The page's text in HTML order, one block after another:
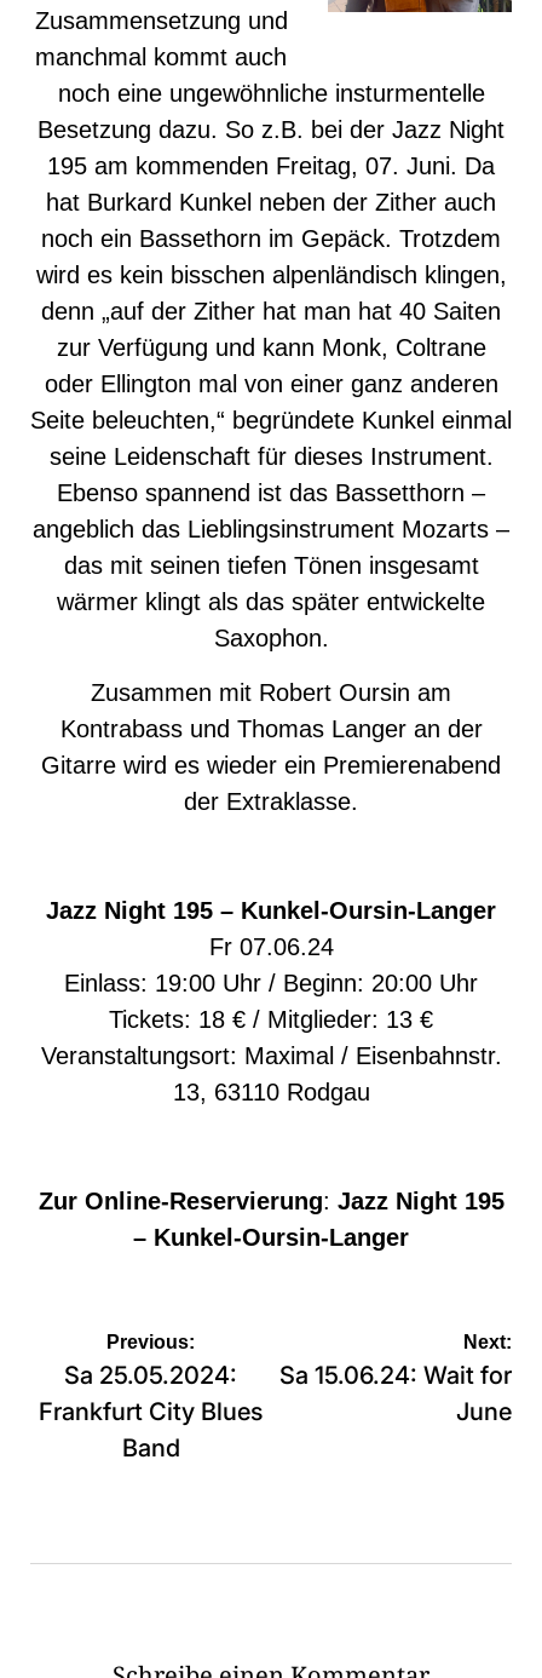
Zusammensetzung und
manchmal kommt auch
noch eine ungewöhnliche insturmentelle
Besetzung dazu. So z.B. bei der Jazz Night
195 am kommenden Freitag, 07. Juni. Da
hat Burkard Kunkel neben der Zither auch
noch ein Bassethorn im Gepäck. Trotzdem
wird es kein bisschen alpenländisch klingen,
denn „auf der Zither hat man hat 40 Saiten
zur Verfügung und kann Monk, Coltrane
oder Ellington mal von einer ganz anderen
Seite beleuchten,“ begründete Kunkel einmal
seine Leidenschaft für dieses Instrument.
Ebenso spannend ist das Bassetthorn –
angeblich das Lieblingsinstrument Mozarts –
das mit seinen tiefen Tönen insgesamt
wärmer klingt als das später entwickelte
Saxophon.
Zusammen mit Robert Oursin am
Kontrabass und Thomas Langer an der
Gitarre wird es wieder ein Premierenabend
der Extraklasse.
Jazz Night 195 – Kunkel-Oursin-Langer
Fr 07.06.24
Einlass: 19:00 Uhr / Beginn: 20:00 Uhr
Tickets: 18 € / Mitglieder: 13 €
Veranstaltungsort: Maximal / Eisenbahnstr.
13, 63110 Rodgau
Zur Online-Reservierung: Jazz Night 195
– Kunkel-Oursin-Langer
Beitragsnavigation
Previous:
Sa 25.05.2024:
Frankfurt City Blues
Band
Next:
Sa 15.06.24: Wait for
June